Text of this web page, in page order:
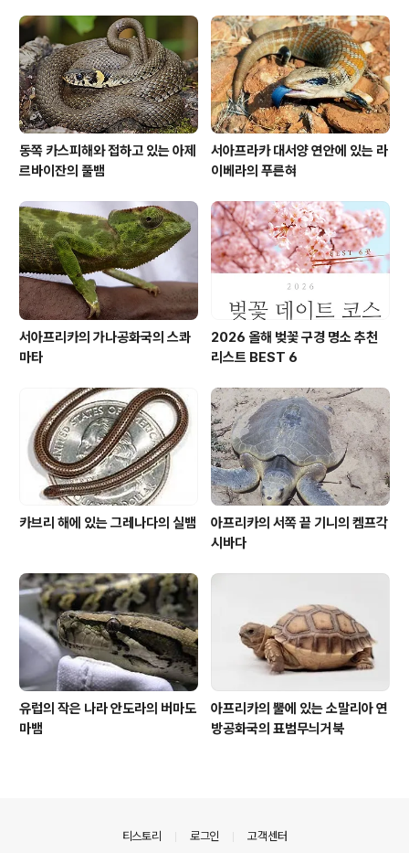
도와 비교하면 비교적 평평하고 섬은 스코틀랜드에서 중앙
고지대 지역으로 완만하게 솟아 있고 스코틀랜드에 있는
섬 북동쪽에 있는 석회암의 침식으로 인해 다양한 동굴과
협곡이 형성되었다고 합니다. 섬의 대서양 동..
동쪽 카스피해와 접하고 있는 아제
르바이잔의 풀뱀
서아프라카 대서양 연안에 있는 라
이베라의 푸른혀
서아프리카의 가나공화국의 스콰
마타
2026 올해 벚꽃 구경 명소 추천
리스트 BEST 6
카브리 해에 있는 그레나다의 실뱀
아프리카의 서쪽 끝 기니의 켐프각
시바다
유럽의 작은 나라 안도라의 버마도
마뱀
아프리카의 뿔에 있는 소말리아 연
방공화국의 표범무늬거북
티스토리 로그인 고객센터